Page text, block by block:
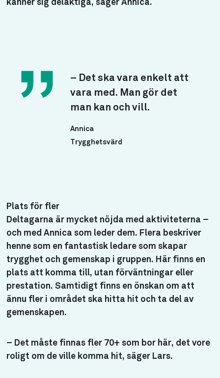
känner sig delaktiga, säger Annica.
– Det ska vara enkelt att
vara med. Man gör det
man kan och vill.
Annica
Trygghetsvärd
Plats för fler
Deltagarna är mycket nöjda med aktiviteterna –
och med Annica som leder dem. Flera beskriver
henne som en fantastisk ledare som skapar
trygghet och gemenskap i gruppen. Här finns en
plats att komma till, utan förväntningar eller
prestation. Samtidigt finns en önskan om att
ännu fler i området ska hitta hit och ta del av
gemenskapen.
– Det måste finnas fler 70+ som bor här, det vore
roligt om de ville komma hit, säger Lars.